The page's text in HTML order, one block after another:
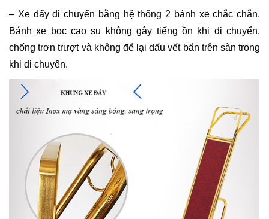
– Xe đẩy di chuyển bằng hệ thống 2 bánh xe chắc chắn.
Bánh xe bọc cao su không gây tiếng ồn khi di chuyển,
chống trơn trượt và không để lại dấu vết bẩn trên sàn trong
khi di chuyển.